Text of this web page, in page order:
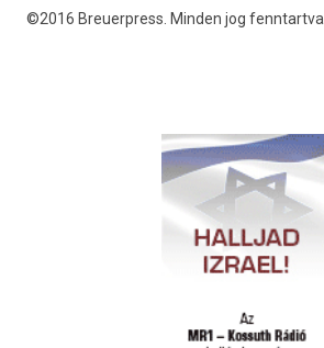
©2016 Breuerpress. Minden jog fenntartva.